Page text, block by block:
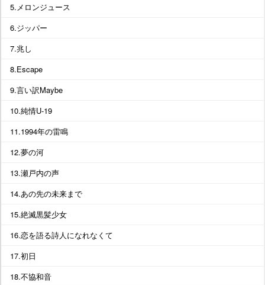
5.メロンジュース
6.ジッパー
7.兆し
8.Escape
9.言い訳Maybe
10.純情U-19
11.1994年の雷鳴
12.夢の河
13.瀬戸内の声
14.あの先の未来まで
15.絶滅黒髪少女
16.恋を語る詩人になれなくて
17.初日
18.不協和音